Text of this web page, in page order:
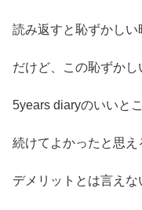
読み返すと恥ずかしい
だけど、この恥ずかし
5years diaryのいいと
続けてよかったと思え
デメリットとは言えな